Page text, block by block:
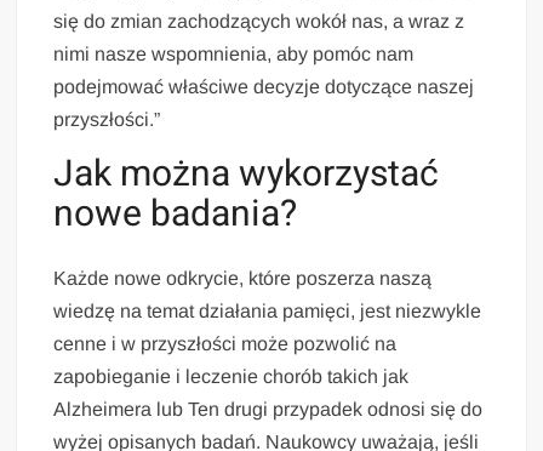
się do zmian zachodzących wokół nas, a wraz z
nimi nasze wspomnienia, aby pomóc nam
podejmować właściwe decyzje dotyczące naszej
przyszłości.”
Jak można wykorzystać
nowe badania?
Każde nowe odkrycie, które poszerza naszą
wiedzę na temat działania pamięci, jest niezwykle
cenne i w przyszłości może pozwolić na
zapobieganie i leczenie chorób takich jak
Alzheimera lub Ten drugi przypadek odnosi się do
wyżej opisanych badań. Naukowcy uważają, jeśli